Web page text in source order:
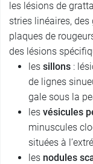
les lésions de
stries linéaires,
plaques de
des lésions
les sillons :
de lignes
gale sous la
les vésicules
minuscules
situées à
les nodules